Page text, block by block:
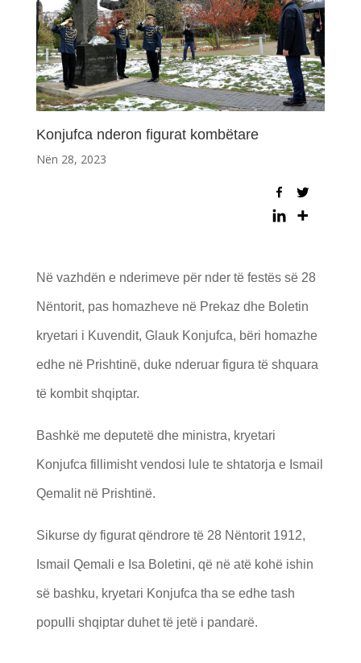
Konjufca nderon figurat kombëtare
Nën 28, 2023
Në vazhdën e nderimeve për nder të festës së 28
Nëntorit, pas homazheve në Prekaz dhe Boletin
kryetari i Kuvendit, Glauk Konjufca, bëri homazhe
edhe në Prishtinë, duke nderuar figura të shquara
të kombit shqiptar.
Bashkë me deputetë dhe ministra, kryetari
Konjufca fillimisht vendosi lule te shtatorja e Ismail
Qemalit në Prishtinë.
Sikurse dy figurat qëndrore të 28 Nëntorit 1912,
Ismail Qemali e Isa Boletini, që në atë kohë ishin
së bashku, kryetari Konjufca tha se edhe tash
populli shqiptar duhet të jetë i pandarë.